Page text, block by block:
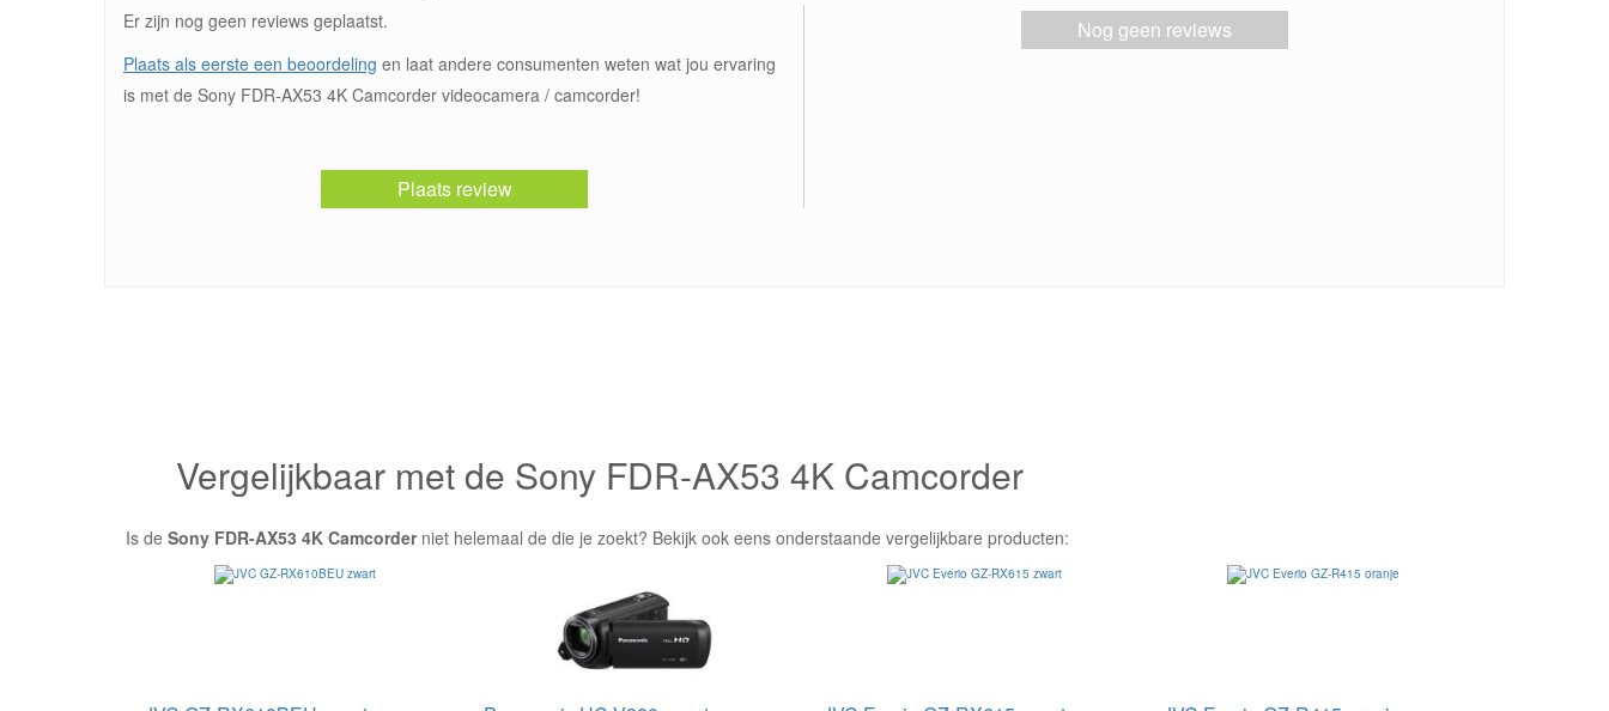
Er zijn nog geen reviews geplaatst.
Plaats als eerste een beoordeling en laat andere consumenten weten wat jou ervaring
is met de Sony FDR-AX53 4K Camcorder videocamera / camcorder!
Plaats review
Nog geen reviews
Vergelijkbaar met de Sony FDR-AX53 4K Camcorder
Is de Sony FDR-AX53 4K Camcorderniet helemaal de die je zoekt? Bekijk ook eens onderstaande vergelijkbare producten: